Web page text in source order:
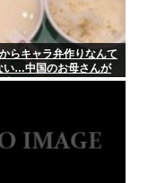
らキャラ弁作りなんて
い…中国のお母さんが
本人はそんなにがんば